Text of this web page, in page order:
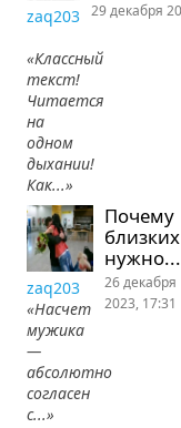
zaq203
«Классный
текст!
Читается
на
одном
дыхании!
Как...»
29 декабря
Почему
близких
нужно...
zaq203
«Насчет
мужика
—
абсолютно
согласен
с...»
26 декабря
2023, 17:31